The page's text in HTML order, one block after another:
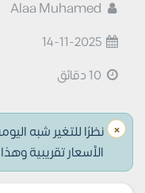
14-11-2025
× نظرًا للتغير شبه
الأسعار تقريبية